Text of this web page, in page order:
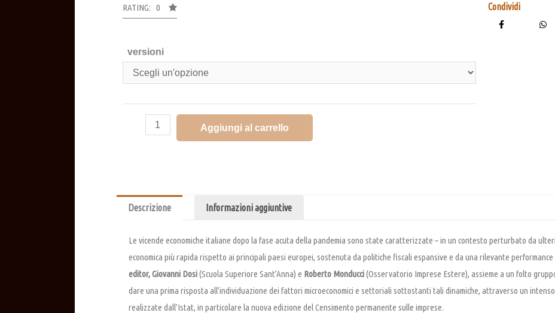
RATING: 0
versioni
Aggiungi al carrello
Condividi
Descrizione Informazioni aggiuntive
Le vicende economiche italiane dopo la fase acuta della pandemia sono state caratterizzate – in un contesto perturbato da
economica più rapida rispetto ai principali paesi europei, sostenuta da politiche fiscali espansive e da una rilevante
editor,Giovanni Dosi(Scuola Superiore Sant’Anna) e Roberto Monducci(Osservatorio Imprese Estere), assieme a un folto
dare una prima risposta all’individuazione dei fattori microeconomici e settoriali sottostanti tali dinamiche, attraverso un
realizzate dall’Istat, in particolare la nuova edizione del Censimento permanente sulle imprese.